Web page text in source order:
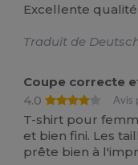
Excellente qualité
Traduit de
Coupe correcte
4.0
Avis
T-shirt pour
et bien fini. Les
prête bien à